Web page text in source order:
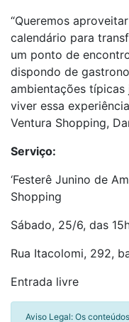
“Queremos
calendário para
um ponto de
dispondo de
ambientações típicas
viver essa
Ventura Shopping,
Serviço:
‘Festerê Junino de
Shopping
Sábado, 25/6, das
Rua Itacolomi, 292,
Entrada livre
Aviso Legal: Os